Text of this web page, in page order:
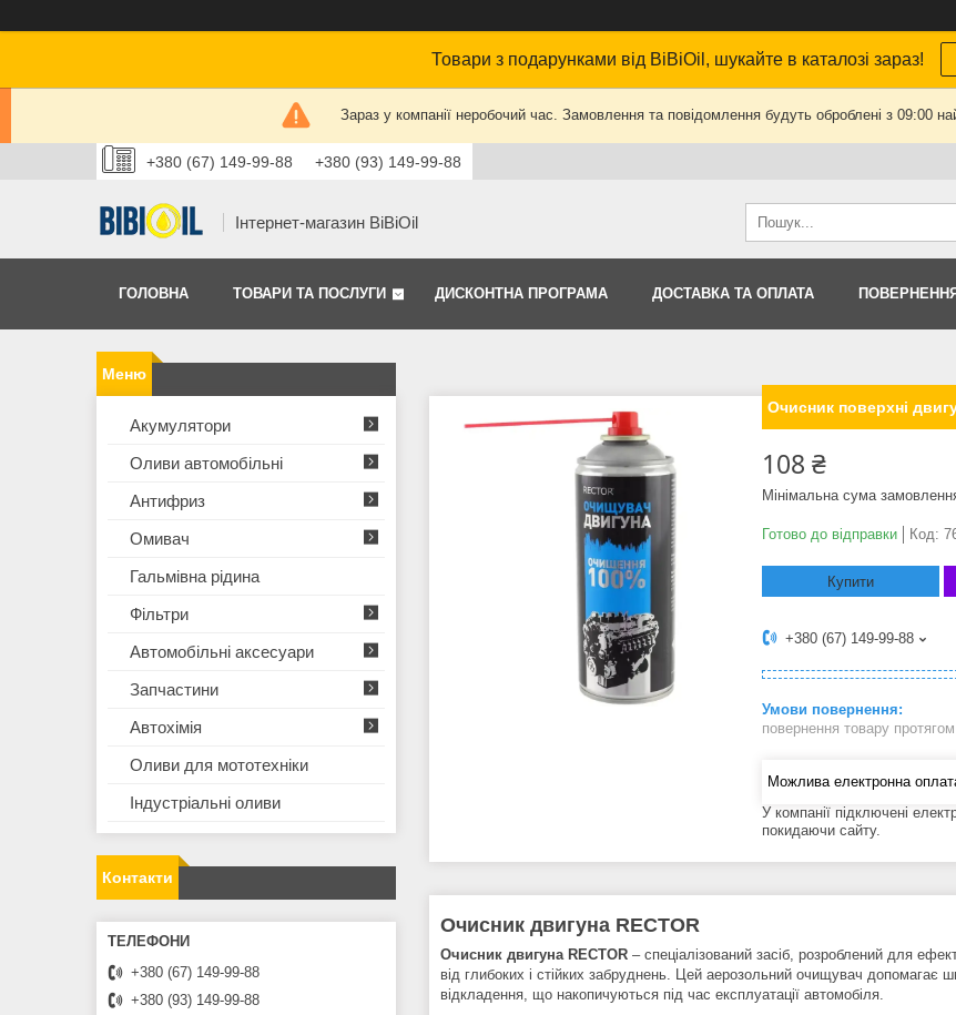
Товари з подарунками від BiBiOil, шукайте в каталозі зараз!
Зараз у компанії неробочий час. Замовлення та повідомлення будуть оброблені з 09:00
+380 (67) 149-99-88 +380 (93) 149-99-88
Інтернет-магазин BiBiOil
ГОЛОВНА ТОВАРИ ТА ПОСЛУГИ ДИСКОНТНА ПРОГРАМА ДОСТАВКА ТА ОПЛАТА
Очисник поверхні
108 ₴
Мінімальна сума
Готово до відправки Код:
Купити
+380 (67) 149-99-88
повернення товару
У компанії підключені
покидаючи сайту.
Очисник двигуна RECTOR
Очисник двигуна RECTOR – спеціалізований засіб, розроблений для
від глибоких і стійких забруднень. Цей аерозольний очищувач допомагає
відкладення, що накопичуються під час експлуатації автомобіля.
Акумулятори
Оливи автомобільні
Антифриз
Омивач
Гальмівна рідина
Фільтри
Автомобільні аксесуари
Запчастини
Автохімія
Оливи для мототехнiки
Iндустрiальнi оливи
Контакти
+380 (67) 149-99-88
+380 (93) 149-99-88